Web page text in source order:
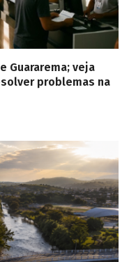
Guararema; veja
problemas na